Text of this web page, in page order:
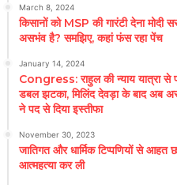
March 8, 2024
किसानों को MSP की गारंटी देना मोदी
असभंव है? समझिए, कहां फंस रहा पेंच
January 14, 2024
Congress: राहुल की न्याय यात्रा से
डबल झटका, मिलिंद देवड़ा के बाद अब
ने पद से दिया इस्तीफा
November 30, 2023
जातिगत और धार्मिक टिप्पणियों से आहत
आत्महत्या कर ली